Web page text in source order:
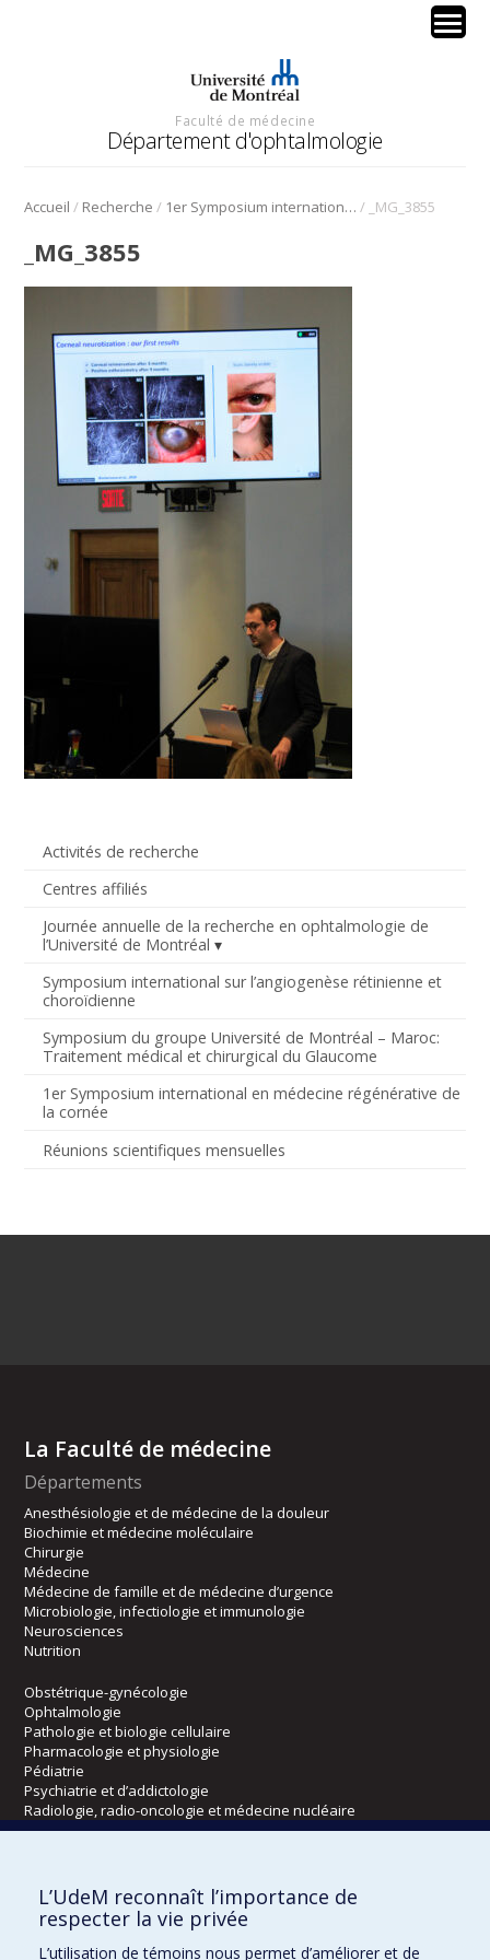
Faculté de médecine
Département d'ophtalmologie
Accueil / Recherche / 1er Symposium international en médecine régénérative de la cornée / _MG_3855
Activités de recherche
Centres affiliés
Journée annuelle de la recherche en ophtalmologie de
l’Université de Montréal
Symposium international sur l’angiogenèse rétinienne et
choroïdienne
Symposium du groupe Université de Montréal – Maroc:
Traitement médical et chirurgical du Glaucome
1er Symposium international en médecine régénérative de
la cornée
Réunions scientifiques mensuelles
_MG_3855
La Faculté de médecine
Départements
Anesthésiologie et de médecine de la douleur
Biochimie et médecine moléculaire
Chirurgie
Médecine
Médecine de famille et de médecine d’urgence
Microbiologie, infectiologie et immunologie
Neurosciences
Nutrition
Obstétrique-gynécologie
Ophtalmologie
Pathologie et biologie cellulaire
Pharmacologie et physiologie
Pédiatrie
Psychiatrie et d’addictologie
Radiologie, radio-oncologie et médecine nucléaire
Écoles
Kinésiologie et des sciences de l’activité physique
Orthophonie et audiologie
Réadaptation
L’UdeM reconnaît l’importance de
respecter la vie privée
L’utilisation de témoins nous permet d’améliorer et de